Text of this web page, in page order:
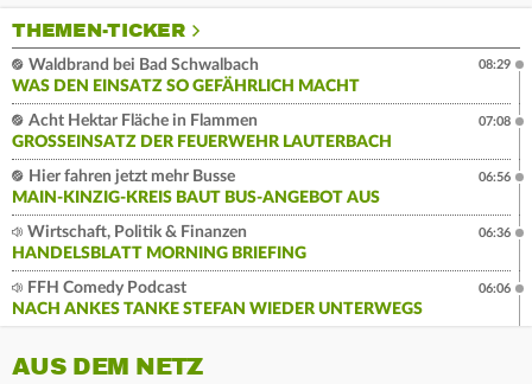
THEMEN-TICKER
Waldbrand bei Bad Schwalbach
WAS DEN EINSATZ SO GEFÄHRLICH MACHT
08:29
Acht Hektar Fläche in Flammen
GROSSEINSATZ DER FEUERWEHR LAUTERBACH
07:08
Hier fahren jetzt mehr Busse
MAIN-KINZIG-KREIS BAUT BUS-ANGEBOT AUS
06:56
Wirtschaft, Politik & Finanzen
HANDELSBLATT MORNING BRIEFING
06:36
FFH Comedy Podcast
NACH ANKES TANKE STEFAN WIEDER UNTERWEGS
06:06
AUS DEM NETZ